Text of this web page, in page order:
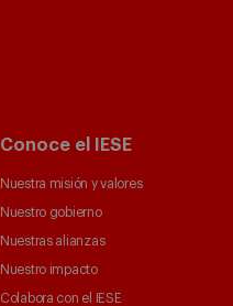
Conoce el IESE
Nuestra misión y valores
Nuestro gobierno
Nuestras alianzas
Nuestro impacto
Colabora con el IESE